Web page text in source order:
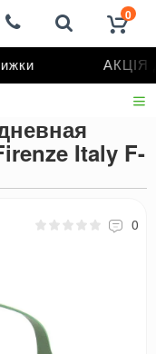
АКЦІЯ
0
Italy F-
0